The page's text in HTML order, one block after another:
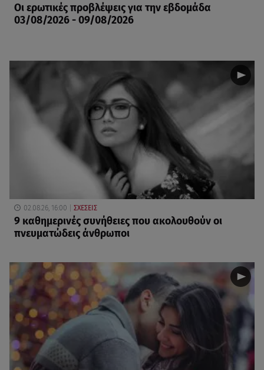
Οι ερωτικές προβλέψεις για την εβδομάδα
03/08/2026 - 09/08/2026
02.08.26, 16:00 ΣΧΕΣΕΙΣ
9 καθημερινές συνήθειες που ακολουθούν οι
πνευματώδεις άνθρωποι